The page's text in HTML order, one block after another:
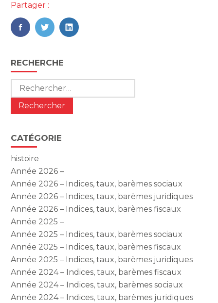
Partager :
FaceBook
TwitterLinkedIn
Blog
sidebar
RECHERCHE
Rechercher :
CATÉGORIE
histoire
Année 2026 –
Année 2026 – Indices, taux, barèmes sociaux
Année 2026 – Indices, taux, barèmes juridiques
Année 2026 – Indices, taux, barèmes fiscaux
Année 2025 –
Année 2025 – Indices, taux, barèmes sociaux
Année 2025 – Indices, taux, barèmes fiscaux
Année 2025 – Indices, taux, barèmes juridiques
Année 2024 – Indices, taux, barèmes fiscaux
Année 2024 – Indices, taux, barèmes sociaux
Année 2024 – Indices, taux, barèmes juridiques